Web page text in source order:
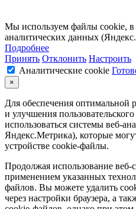
Мы используем файлы cookie, в
аналитических данных
Подробнее
Принять Отклонить Настроить
Аналитические cookie
×
Для обеспечения оптимальной
и улучшения
использоваться системы веб-
Яндекс.Метрика), которые
устройстве cookie-файлы.
Продолжая использование веб-
применением указанных
файлов. Вы можете удалить
через настройки браузера, а